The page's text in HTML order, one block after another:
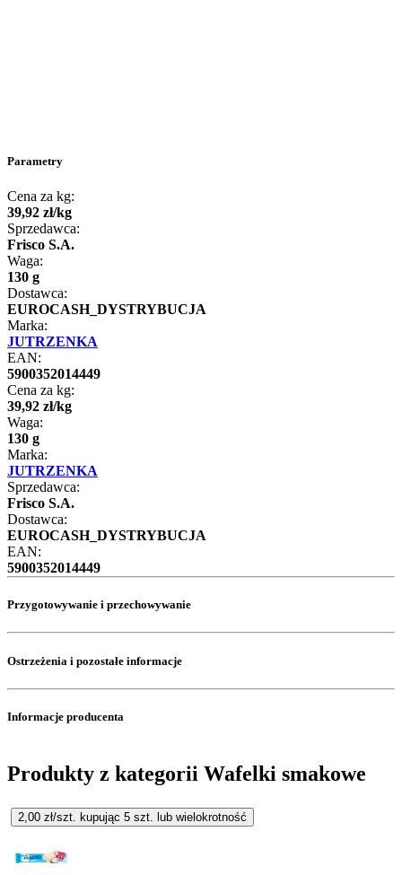
Parametry
Cena za kg:
39,92 zł/kg
Sprzedawca:
Frisco S.A.
Waga:
130 g
Dostawca:
EUROCASH_DYSTRYBUCJA
Marka:
JUTRZENKA
EAN:
5900352014449
Cena za kg:
39,92 zł/kg
Waga:
130 g
Marka:
JUTRZENKA
Sprzedawca:
Frisco S.A.
Dostawca:
EUROCASH_DYSTRYBUCJA
EAN:
5900352014449
Przygotowywanie i przechowywanie
Ostrzeżenia i pozostałe informacje
Informacje producenta
Produkty z kategorii Wafelki smakowe
2,00 zł/szt. kupując 5 szt. lub wielokrotność